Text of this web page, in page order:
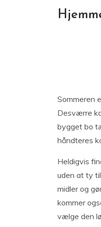
Sommeren
Desværre
bygget bo
håndteres
Heldigvis
uden at ty
midler og
kommer
vælge den